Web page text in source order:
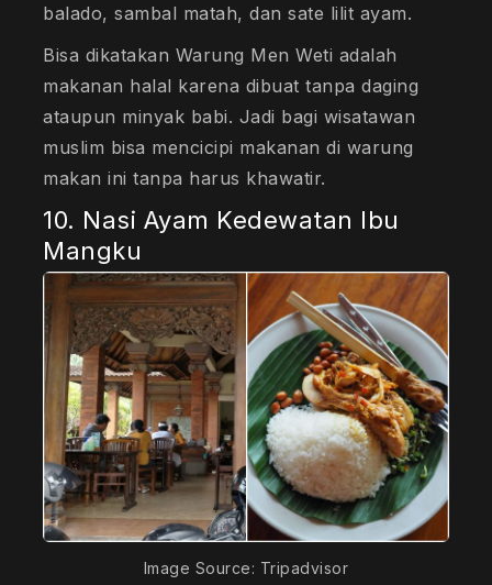
balado, sambal matah, dan sate lilit ayam.
Bisa dikatakan Warung Men Weti adalah
makanan halal karena dibuat tanpa daging
ataupun minyak babi. Jadi bagi wisatawan
muslim bisa mencicipi makanan di warung
makan ini tanpa harus khawatir.
10. Nasi Ayam Kedewatan Ibu
Mangku
Image Source: Tripadvisor